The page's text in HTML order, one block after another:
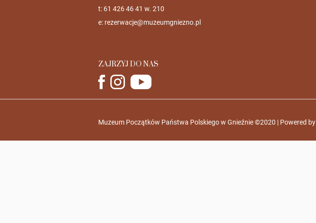
t: 61 426 46 41 w. 210
e: rezerwacje@muzeumgniezno.pl
ZAJRZYJ DO NAS
Muzeum Początków Państwa Polskiego w Gnieźnie ©2020 | Powered by